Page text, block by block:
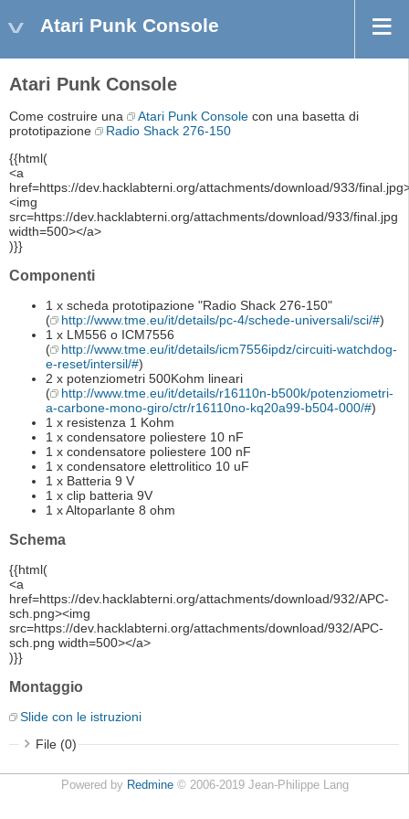
Atari Punk Console
Atari Punk Console
Come costruire una Atari Punk Console con una basetta di
prototipazione
Radio Shack 276-150
{{html(
<a
href=https://dev.hacklabterni.org/attachments/download/933/
<img
src=https://dev.hacklabterni.org/attachments/download/933/final.jpg
width=500></a>
)}}
Componenti
1 x scheda prototipazione "Radio Shack 276-150"
(
http://www.tme.eu/it/details/pc-4/schede-universali/sci/#)
1 x LM556 o ICM7556
(
http://www.tme.eu/it/details/icm7556ipdz/circuiti-watchdog-
e-reset/intersil/#)
2 x potenziometri 500Kohm lineari
(
http://www.tme.eu/it/details/r16110n-b500k/potenziometri-
a-carbone-mono-giro/ctr/r16110no-kq20a99-b504-000/#)
1 x resistenza 1 Kohm
1 x condensatore poliestere 10 nF
1 x condensatore poliestere 100 nF
1 x condensatore elettrolitico 10 uF
1 x Batteria 9 V
1 x clip batteria 9V
1 x Altoparlante 8 ohm
Schema
{{html(
<a
href=https://dev.hacklabterni.org/attachments/download/932/APC-
sch.png><img
src=https://dev.hacklabterni.org/attachments/download/932/APC-
sch.png width=500></a>
)}}
Montaggio
Slide con le istruzioni
File (0)
Powered by Redmine© 2006-2019 Jean-Philippe Lang